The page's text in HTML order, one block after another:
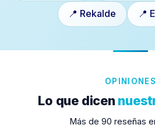
📍 Rekalde 📍
OPINIONES
Lo que dicen
Más de 90 reseñas